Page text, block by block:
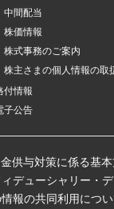
中間配当
株価情報
株式事務のご案内
株主さまの個人情報の取
付情報
子公告
供与対策に係る基
デューシャリー・
報の共同利用につ